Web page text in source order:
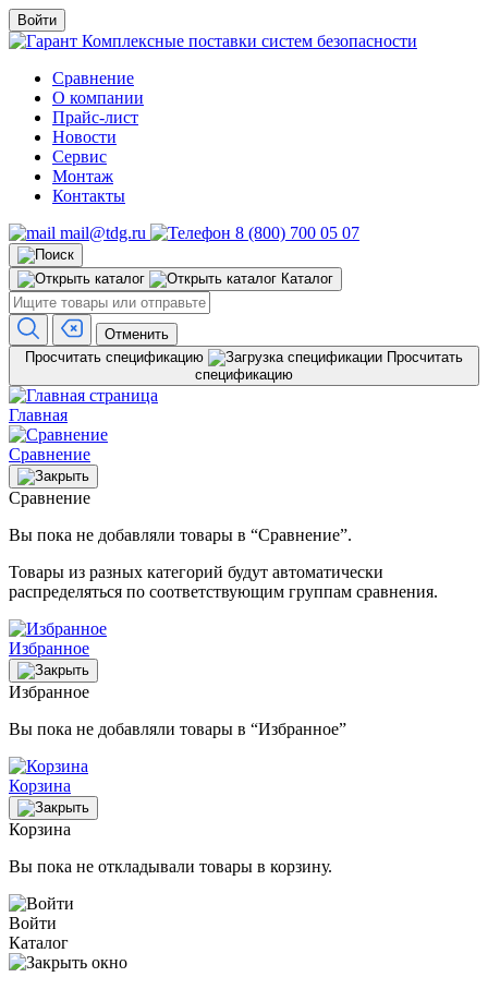
Войти
Комплексные поставки систем безопасности
Сравнение
О компании
Прайс-лист
Новости
Сервис
Монтаж
Контакты
mail@tdg.ru
8 (800) 700 05 07
Каталог
Отменить
Просчитать спецификацию
Просчитать
спецификацию
Главная
Сравнение
Сравнение
Вы пока не добавляли товары в “Сравнение”.
Товары из разных категорий будут автоматически
распределяться по соответствующим группам сравнения.
Избранное
Избранное
Вы пока не добавляли товары в “Избранное”
Корзина
Корзина
Вы пока не откладывали товары в корзину.
Войти
Каталог